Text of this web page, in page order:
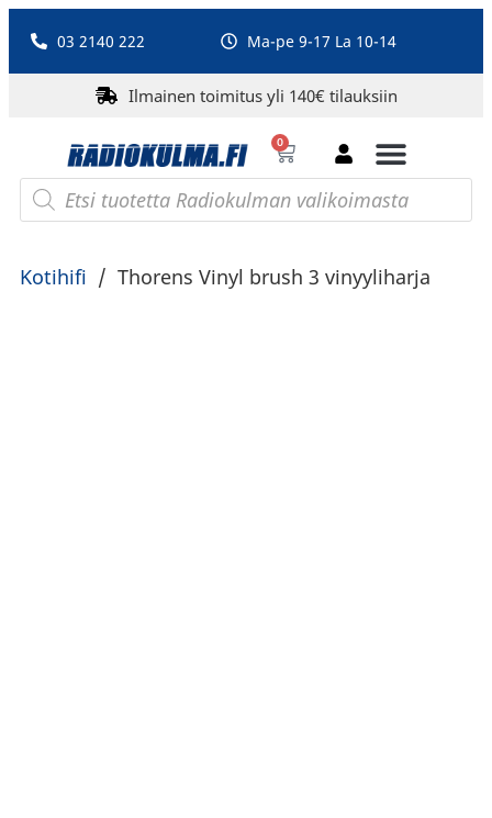
03 2140 222 Ma-pe 9-17 La 10-14
Ilmainen toimitus yli 140€ tilauksiin
0
Kotihifi / Thorens Vinyl brush 3 vinyyliharja